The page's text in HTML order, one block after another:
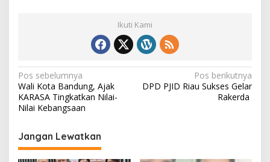
Ikuti Kami
N
a
v
i
g
Pos sebelumnya
Wali Kota Bandung, Ajak
KARASA Tingkatkan Nilai-
Nilai Kebangsaan
Pos berikutnya
DPD PJID Riau Sukses Gelar
Rakerda
Jangan Lewatkan